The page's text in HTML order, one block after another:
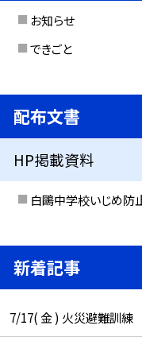
お知らせ
できごと
配布文書
HP掲載資料
白鷗中学校いじめ防
新着記事
7/17( 金 ) 火災避難訓練